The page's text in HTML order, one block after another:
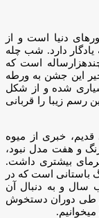
دنیا است و از
دارد. شب چله
است که
این جشن به ورطه
شده و از شکل
زیبا را قربانی
قدیم، خبری از میوه
و هفت مدل نبود،
بیشتری داشت.
باستانی است که در
و به دنبال آن
طی دوران دستخوش